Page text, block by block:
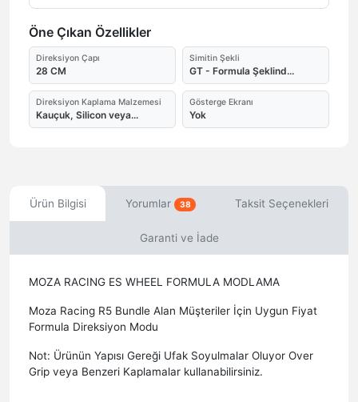
Öne Çıkan Özellikler
Direksiyon Çapı
28 CM
Simitin Şekli
GT - Formula Şeklind...
Direksiyon Kaplama Malzemesi
Kauçuk, Silicon veya...
Gösterge Ekranı
Yok
Ürün Bilgisi Yorumlar 38 Taksit Seçenekleri
Garanti ve İade
MOZA RACING ES WHEEL FORMULA MODLAMA
Moza Racing R5 Bundle Alan Müşteriler İçin Uygun Fiyat
Formula Direksiyon Modu
Not: Ürünün Yapısı Gereği Ufak Soyulmalar Oluyor Over
Grip veya Benzeri Kaplamalar kullanabilirsiniz.